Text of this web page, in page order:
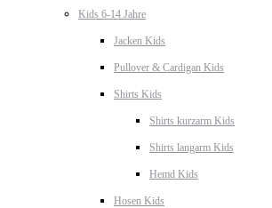
Kids 6-14 Jahre
Jacken Kids
Pullover & Cardigan Kids
Shirts Kids
Shirts kurzarm Kids
Shirts langarm Kids
Hemd Kids
Hosen Kids